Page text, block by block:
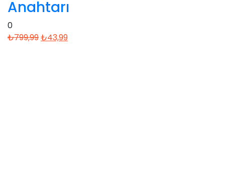
Anahtarı
0
₺799,99Orijinal
₺43,99Şu